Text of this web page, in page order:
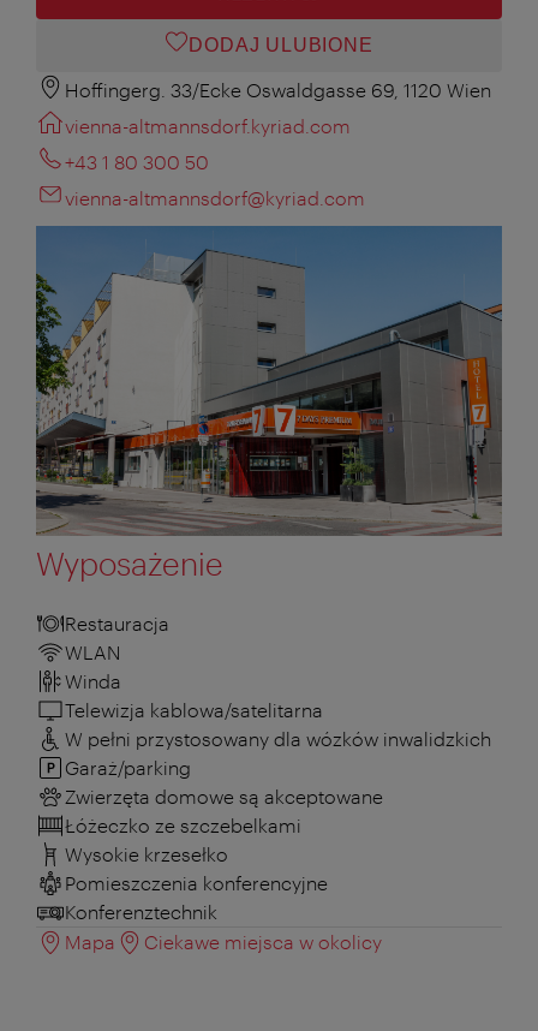
DODAJ ULUBIONE
Hoffingerg. 33/Ecke Oswaldgasse 69, 1120 Wien
vienna-altmannsdorf.kyriad.com
+43 1 80 300 50
vienna-altmannsdorf@kyriad.com
Wyposażenie
Restauracja
WLAN
Winda
Telewizja kablowa/satelitarna
W pełni przystosowany dla wózków inwalidzkich
Garaż/parking
Zwierzęta domowe są akceptowane
Łóżeczko ze szczebelkami
Wysokie krzesełko
Pomieszczenia konferencyjne
Konferenztechnik
Mapa
Ciekawe miejsca w okolicy